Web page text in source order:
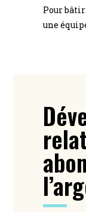
Pour
une